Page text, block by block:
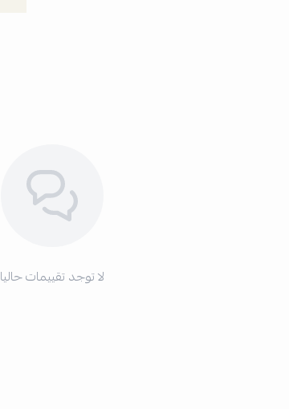
لا توجد تقييمات حاليا